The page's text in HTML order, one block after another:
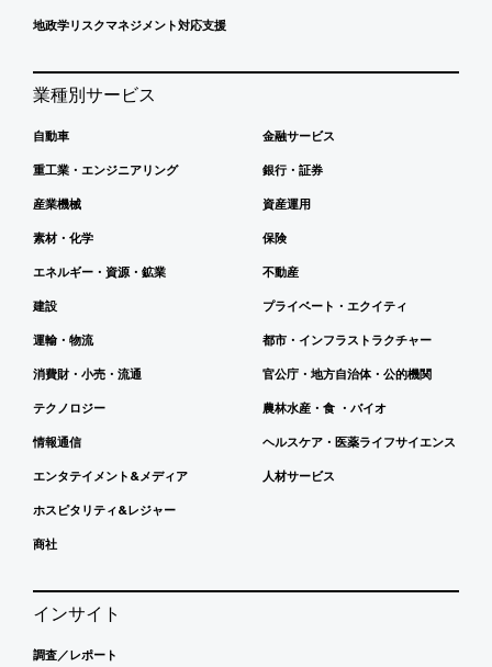
地政学リスクマネジメント対応支援
業種別サービス
自動車
重工業・エンジニアリング
産業機械
素材・化学
エネルギー・資源・鉱業
建設
運輸・物流
消費財・小売・流通
テクノロジー
情報通信
エンタテイメント&メディア
ホスピタリティ&レジャー
商社
金融サービス
銀行・証券
資産運用
保険
不動産
プライベート・エクイティ
都市・インフラストラクチャー
官公庁・地方自治体・公的機関
農林水産・食 ・バイオ
ヘルスケア・医薬ライフサイエンス
人材サービス
インサイト
調査／レポート